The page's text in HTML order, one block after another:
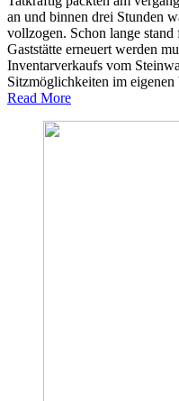
an und binnen drei Stunden
vollzogen. Schon lange
Gaststätte erneuert werden
Inventarverkaufs vom
Sitzmöglichkeiten im
Read More